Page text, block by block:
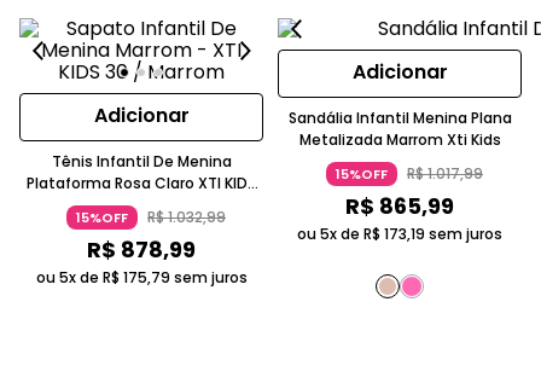
Adicionar
Tênis Infantil De Menina
Plataforma Rosa Claro XTI KIDS
Vegano
15%OFF R$1.032,99
R$ 878,99
ou 5x de R$ 175,79 sem juros
Adicionar
Sandália Infantil Menina Plana
Metalizada Marrom Xti Kids
15%OFF R$1.017,99
R$ 865,99
ou 5x de R$ 173,19 sem juros